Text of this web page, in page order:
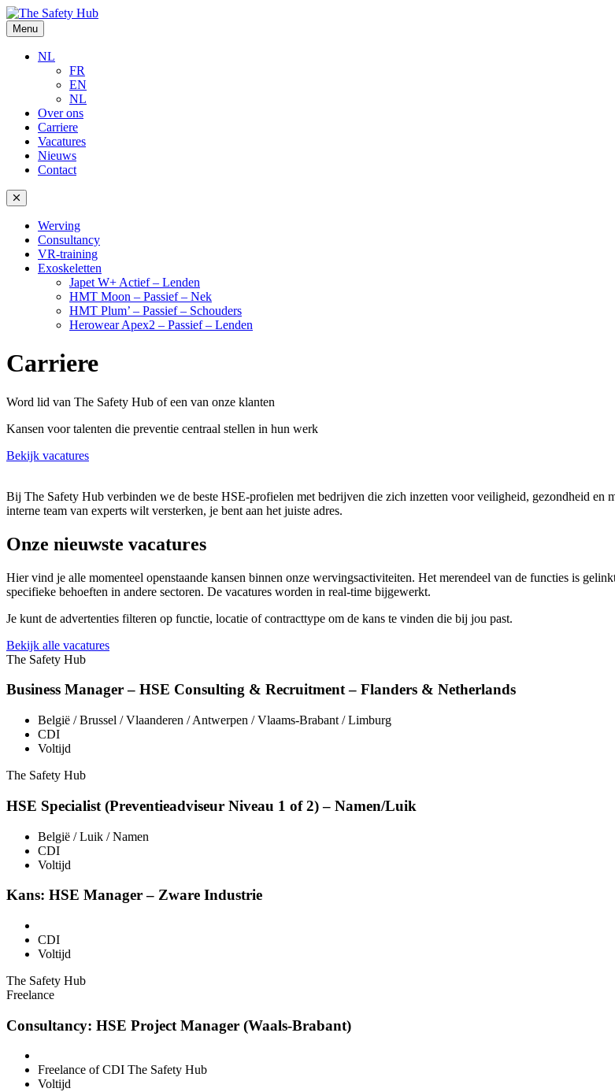
Menu
NL
FR
EN
NL
Over ons
Carriere
Vacatures
Nieuws
Contact
Werving
Consultancy
VR-training
Exoskeletten
Japet W+ Actief – Lenden
HMT Moon – Passief – Nek
HMT Plum’ – Passief – Schouders
Herowear Apex2 – Passief – Lenden
Carriere
Word lid van The Safety Hub of een van onze klanten
Kansen voor talenten die preventie centraal stellen in hun werk
Bekijk vacatures
Bij The Safety Hub verbinden we de beste HSE-profielen met bedrijven die zich inzetten voor veiligheid, gezondheid
interne team van experts wilt versterken, je bent aan het juiste adres.
Onze nieuwste vacatures
Hier vind je alle momenteel openstaande kansen binnen onze wervingsactiviteiten. Het merendeel van de functies is
specifieke behoeften in andere sectoren. De vacatures worden in real-time bijgewerkt.
Je kunt de advertenties filteren op functie, locatie of contracttype om de kans te vinden die bij jou past.
Bekijk alle vacatures
The Safety Hub
Business Manager – HSE Consulting & Recruitment – Flanders & Netherlands
België / Brussel / Vlaanderen / Antwerpen / Vlaams-Brabant / Limburg
CDI
Voltijd
The Safety Hub
HSE Specialist (Preventieadviseur Niveau 1 of 2) – Namen/Luik
België / Luik / Namen
CDI
Voltijd
Kans: HSE Manager – Zware Industrie
CDI
Voltijd
The Safety Hub
Freelance
Consultancy: HSE Project Manager (Waals-Brabant)
Freelance of CDI The Safety Hub
Voltijd